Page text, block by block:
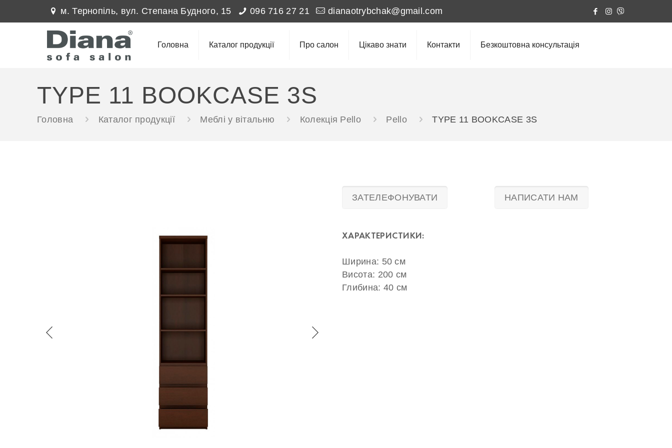
м. Тернопіль, вул. Степана Будного, 15 096 716 27 21 dianaotrybchak@gmail.com
Головна Каталог продукції Про салон Цікаво знати Контакти Безкоштовна консультація
TYPE 11 BOOKCASE 3S
Головна Каталог продукції Меблі у вітальню Колекція Pello Pello TYPE 11 BOOKCASE 3S
ЗАТЕЛЕФОНУВАТИ НАПИСАТИ НАМ
ХАРАКТЕРИСТИКИ:
Ширина: 50 см
Висота: 200 см
Глибина: 40 см